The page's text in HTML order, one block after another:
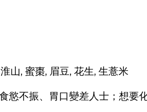
山, 蜜棗, 眉豆, 花生, 生薏米
慾不振、胃口變差人士；想要